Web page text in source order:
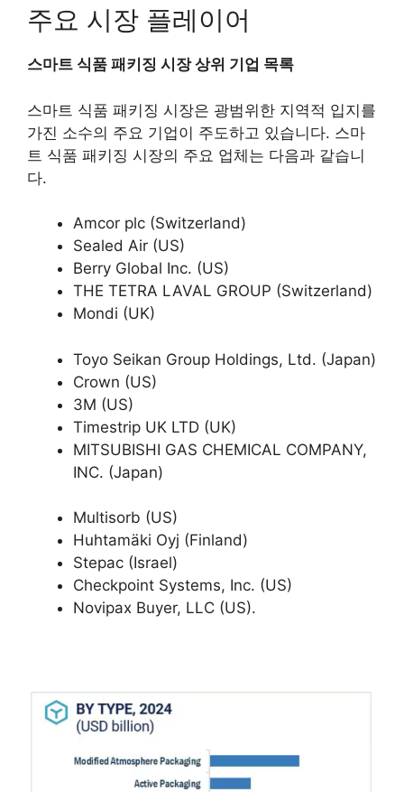
주요 시장 플레이어
스마트 식품 패키징 시장 상위 기업 목록
스마트 식품 패키징 시장은 광범위한 지역적 입지를
가진 소수의 주요 기업이 주도하고 있습니다. 스마
트 식품 패키징 시장의 주요 업체는 다음과 같습니
다.
Amcor plc (Switzerland)
Sealed Air (US)
Berry Global Inc. (US)
THE TETRA LAVAL GROUP (Switzerland)
Mondi (UK)
Toyo Seikan Group Holdings, Ltd. (Japan)
Crown (US)
3M (US)
Timestrip UK LTD (UK)
MITSUBISHI GAS CHEMICAL COMPANY,
INC. (Japan)
Multisorb (US)
Huhtamäki Oyj (Finland)
Stepac (Israel)
Checkpoint Systems, Inc. (US)
Novipax Buyer, LLC (US).